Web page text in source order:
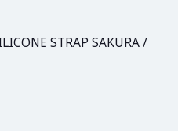
STRAP SAKURA /